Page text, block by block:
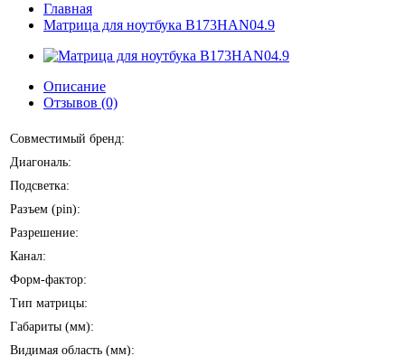
Главная
Матрица для ноутбука B173HAN04.9
Описание
Отзывов (0)
Совместимый бренд:
Диагональ:
Подсветка:
Разъем (pin):
Разрешение:
Канал:
Форм-фактор:
Тип матрицы:
Габариты (мм):
Видимая область (мм):